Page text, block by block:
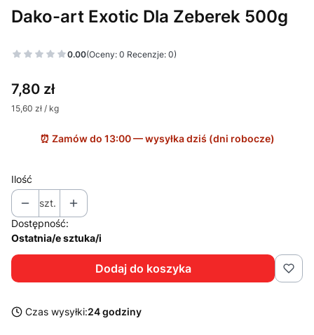
Dako-art Exotic Dla Zeberek 500g
0.00(Oceny: 0 Recenzje: 0)
Cena
7,80 zł
15,60 zł / kg
Ilość
szt.
Dostępność:
Ostatnia/e sztuka/i
Dodaj do koszyka
Czas wysyłki:24 godziny